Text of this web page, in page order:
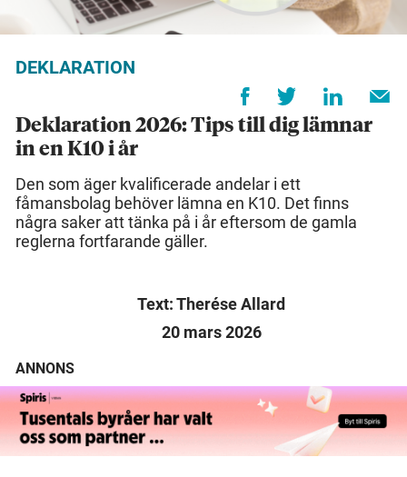
DEKLARATION
Deklaration 2026: Tips till dig lämnar
in en K10 i år
Den som äger kvalificerade andelar i ett
fåmansbolag behöver lämna en K10. Det finns
några saker att tänka på i år eftersom de gamla
reglerna fortfarande gäller.
Text: Therése Allard
20 mars 2026
ANNONS